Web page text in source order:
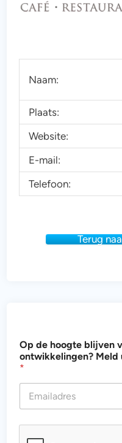
Naam:
Plaats:
Website:
E-mail:
Telefoon:
Terug
o
o
g
t
l
Op de hoogte blijven
ontwikkelingen? Meld
*